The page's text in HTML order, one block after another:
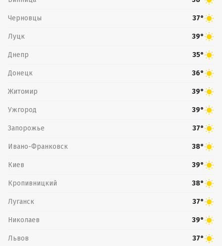
Черновцы 37°
Луцк 39°
Днепр 35°
Донецк 36°
Житомир 39°
Ужгород 39°
Запорожье 37°
Ивано-Франковск 38°
Киев 39°
Кропивницкий 38°
Луганск 37°
Николаев 39°
Львов 37°